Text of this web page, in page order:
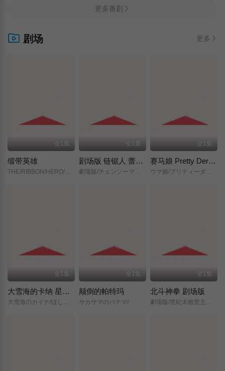
更多番剧
剧场 更多
全1集
缎带英雄
全1集
剧场版 链锯人 蕾塞篇(正式版)
全1集
赛马娘 Pretty Derby 新时代之门
全1集
大雪海的卡纳 星之贤者
大雪海のカイナ/ほしのけんじゃ/
全1集
颠倒的帕特玛
サカサマのパテマ/
全1集
北斗神拳 剧场版
劇場版/世紀末救世主伝説/北斗の拳/